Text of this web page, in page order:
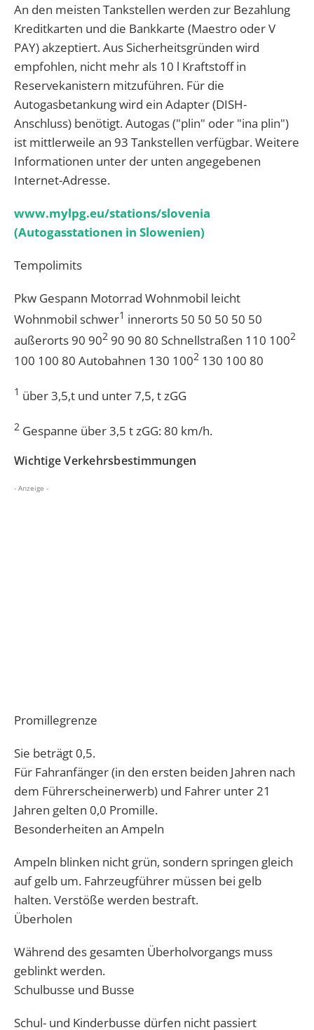
An den meisten Tankstellen werden zur Bezahlung
Kreditkarten und die Bankkarte (Maestro oder V
PAY) akzeptiert. Aus Sicherheitsgründen wird
empfohlen, nicht mehr als 10 l Kraftstoff in
Reservekanistern mitzuführen. Für die
Autogasbetankung wird ein Adapter (DISH-
Anschluss) benötigt. Autogas ("plin" oder "ina plin")
ist mittlerweile an 93 Tankstellen verfügbar. Weitere
Informationen unter der unten angegebenen
Internet-Adresse.
www.mylpg.eu/stations/slovenia
(Autogasstationen in Slowenien)
Tempolimits
Pkw Gespann Motorrad Wohnmobil leicht
Wohnmobil schwer1 innerorts 50 50 50 50 50
außerorts 90 902 90 90 80 Schnellstraßen 110 1002
100 100 80 Autobahnen 130 1002 130 100 80
1 über 3,5,t und unter 7,5, t zGG
2 Gespanne über 3,5 t zGG: 80 km/h.
Wichtige Verkehrsbestimmungen
- Anzeige -
Promillegrenze
Sie beträgt 0,5.
Für Fahranfänger (in den ersten beiden Jahren nach
dem Führerscheinerwerb) und Fahrer unter 21
Jahren gelten 0,0 Promille.
Besonderheiten an Ampeln
Ampeln blinken nicht grün, sondern springen gleich
auf gelb um. Fahrzeugführer müssen bei gelb
halten. Verstöße werden bestraft.
Überholen
Während des gesamten Überholvorgangs muss
geblinkt werden.
Schulbusse und Busse
Schul- und Kinderbusse dürfen nicht passiert